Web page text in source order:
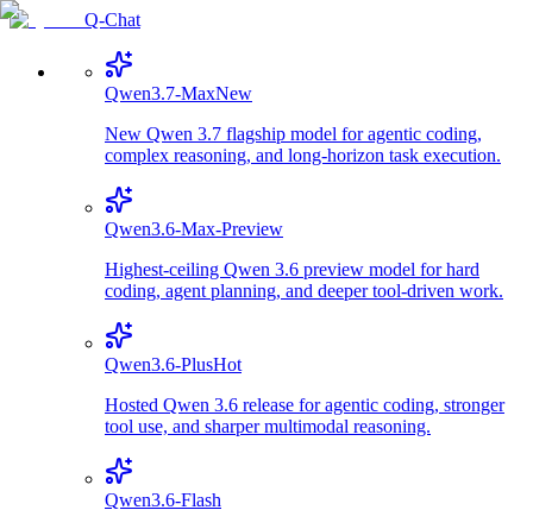
Q-Chat
Qwen3.7-MaxNew
New Qwen 3.7 flagship model for agentic coding,
complex reasoning, and long-horizon task execution.
Qwen3.6-Max-Preview
Highest-ceiling Qwen 3.6 preview model for hard
coding, agent planning, and deeper tool-driven work.
Qwen3.6-PlusHot
Hosted Qwen 3.6 release for agentic coding, stronger
tool use, and sharper multimodal reasoning.
Qwen3.6-Flash